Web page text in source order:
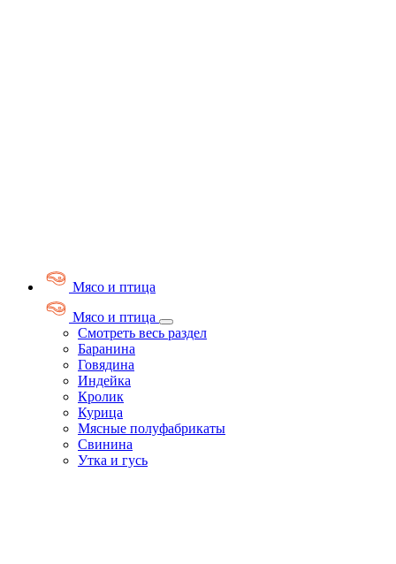
Мясо и птица
Мясо и птица
Смотреть весь раздел
Баранина
Говядина
Индейка
Кролик
Курица
Мясные полуфабрикаты
Свинина
Утка и гусь